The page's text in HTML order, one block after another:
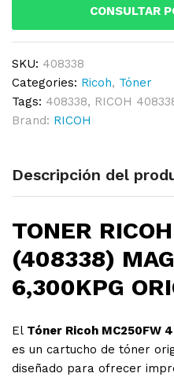
quantity
CONSULTAR
SKU: 408338
Categories: Ricoh, Tóner
Tags: 408338, RICOH
Brand: RICOH
Descripción del
TONER
(408338)
6,300KPG
El Tóner Ricoh MC250FW
es un cartucho de tóner
diseñado para ofrecer